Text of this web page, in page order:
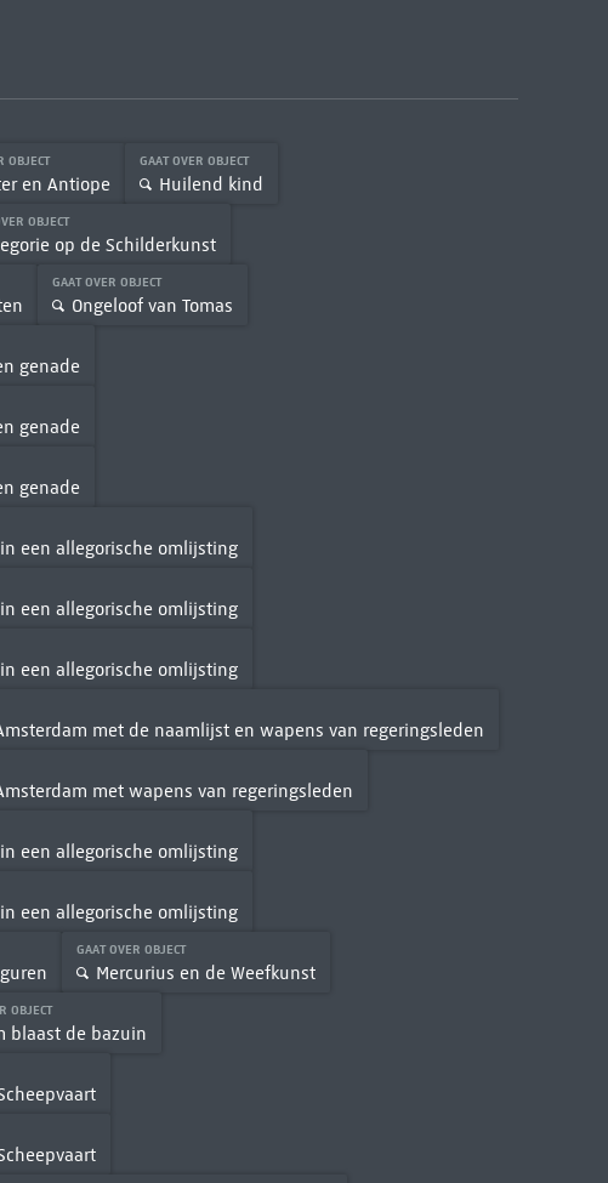
OBJECT
en Antiope
GAAT OVER OBJECT
Huilend kind
OBJECT
op de Schilderkunst
GAAT OVER OBJECT
Ongeloof van Tomas
genade
genade
genade
een allegorische omlijsting
een allegorische omlijsting
een allegorische omlijsting
met de naamlijst en wapens van regeringsleden
met wapens van regeringsleden
een allegorische omlijsting
een allegorische omlijsting
GAAT OVER OBJECT
Mercurius en de Weefkunst
OBJECT
blaast de bazuin